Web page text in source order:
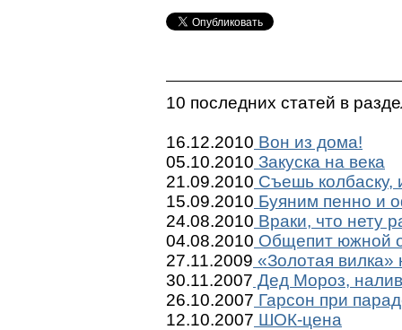
10 последних статей в
16.12.2010 Вон из дома!
05.10.2010 Закуска на века
21.09.2010 Съешь колбаску,
15.09.2010 Буяним пенно и
24.08.2010 Враки, что нету
04.08.2010 Общепит южной
27.11.2009 «Золотая
30.11.2007 Дед Мороз,
26.10.2007 Гарсон при
12.10.2007 ШОК-цена